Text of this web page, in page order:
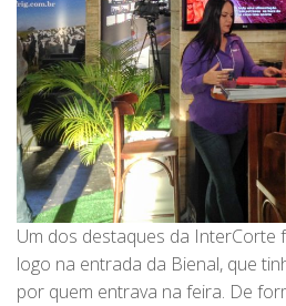
Um dos destaques da InterCorte
logo na entrada da Bienal, que
por quem entrava na feira. De